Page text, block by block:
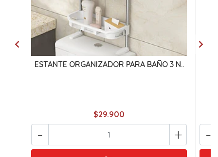
ESTANTE ORGANIZADOR PARA BAÑO 3 N..
$29.900
+
- -